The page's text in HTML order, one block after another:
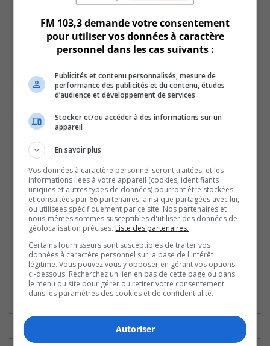
FM 103,3 demande votre consentement
pour utiliser vos données à caractère
personnel dans les cas suivants :
Publicités et contenu personnalisés, mesure de
performance des publicités et du contenu, études
d’audience et développement de services
Stocker et/ou accéder à des informations sur un
appareil
En savoir plus
Vos données à caractère personnel seront traitées, et les
informations liées à votre appareil (cookies, identifiants
uniques et autres types de données) pourront être stockées
et consultées par 66 partenaires, ainsi que partagées avec lui,
ou utilisées spécifiquement par ce site. Nos partenaires et
nous-mêmes sommes susceptibles d'utiliser des données de
géolocalisation précises. Liste des partenaires.
Certains fournisseurs sont susceptibles de traiter vos
données à caractère personnel sur la base de l'intérêt
légitime. Vous pouvez vous y opposer en gérant vos options
ci-dessous. Recherchez un lien en bas de cette page ou dans
le menu du site pour gérer ou retirer votre consentement
dans les paramètres des cookies et de confidentialité.
Autoriser